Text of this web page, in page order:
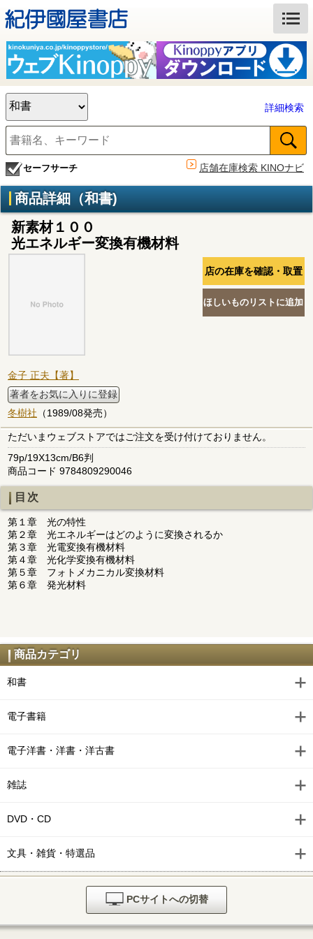
詳細検索
セーフサーチ 店舗在庫検索 KINOナビ
商品詳細（和書)
新素材１００
光エネルギー変換有機材料
金子 正夫【著】
著者をお気に入りに登録
冬樹社 （1989/08発売）
ただいまウェブストアではご注文を受け付けておりません。
79p/19X13cm/B6判
商品コード 9784809290046
目次
第１章 光の特性
第２章 光エネルギーはどのように変換されるか
第３章 光電変換有機材料
第４章 光化学変換有機材料
第５章 フォトメカニカル変換材料
第６章 発光材料
商品カテゴリ
和書
電子書籍
電子洋書・洋書・洋古書
雑誌
DVD・CD
文具・雑貨・特選品
PCサイトへの切替